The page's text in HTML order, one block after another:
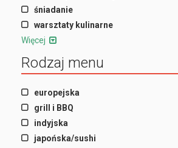
śniadanie
warsztaty kulinarne
Więcej
Rodzaj menu
europejska
grill i BBQ
indyjska
japońska/sushi